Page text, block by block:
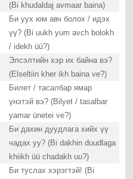
(Bi khudaldaj avmaar baina)
Би уух юм авч болох / идэх
үү? (Bi uukh yum avch bolokh
/ idekh üü?)
Элсэлтийн хэр их байна вэ?
(Elseltiin kher ikh baina ve?)
Билет / тасалбар ямар
үнэтэй вэ? (Bilyet / tasalbar
yamar ünetei ve?)
Би дахин дуудлага хийх үү
чадах уу? (Bi dakhin duudlaga
khiikh üü chadakh uu?)
Би туслах хэрэгтэй! (Bi